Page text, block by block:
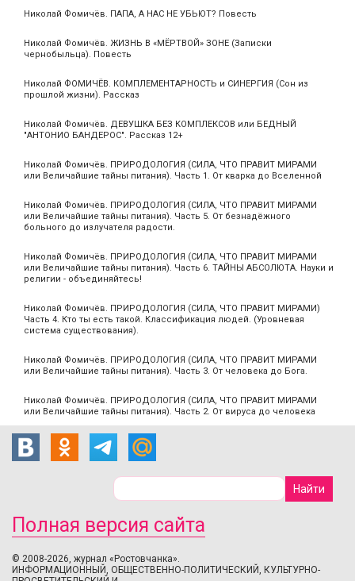
Николай Фомичёв. ПАПА, А НАС НЕ УБЬЮТ? Повесть
Николай Фомичёв. ЖИЗНЬ В «МЁРТВОЙ» ЗОНЕ (Записки
чернобыльца). Повесть
Николай ФОМИЧЁВ. КОМПЛЕМЕНТАРНОСТЬ и СИНЕРГИЯ (Сон из
прошлой жизни). Рассказ
Николай Фомичёв. ДЕВУШКА БЕЗ КОМПЛЕКСОВ или БЕДНЫЙ
"АНТОНИО БАНДЕРОС". Рассказ 12+
Николай Фомичёв. ПРИРОДОЛОГИЯ (СИЛА, ЧТО ПРАВИТ МИРАМИ
или Величайшие тайны питания). Часть 1. От кварка до Вселенной
Николай Фомичёв. ПРИРОДОЛОГИЯ (СИЛА, ЧТО ПРАВИТ МИРАМИ
или Величайшие тайны питания). Часть 5. От безнадёжного
больного до излучателя радости.
Николай Фомичёв. ПРИРОДОЛОГИЯ (СИЛА, ЧТО ПРАВИТ МИРАМИ
или Величайшие тайны питания). Часть 6. ТАЙНЫ АБСОЛЮТА. Науки и
религии - объединяйтесь!
Николай Фомичёв. ПРИРОДОЛОГИЯ (СИЛА, ЧТО ПРАВИТ МИРАМИ)
Часть 4. Кто ты есть такой. Классификация людей. (Уровневая
система существования).
Николай Фомичёв. ПРИРОДОЛОГИЯ (СИЛА, ЧТО ПРАВИТ МИРАМИ
или Величайшие тайны питания). Часть 3. От человека до Бога.
Николай Фомичёв. ПРИРОДОЛОГИЯ (СИЛА, ЧТО ПРАВИТ МИРАМИ
или Величайшие тайны питания). Часть 2. От вируса до человека
Полная версия сайта
© 2008-2026, журнал «Ростовчанка».
ИНФОРМАЦИОННЫЙ, ОБЩЕСТВЕННО-ПОЛИТИЧЕСКИЙ, КУЛЬТУРНО-